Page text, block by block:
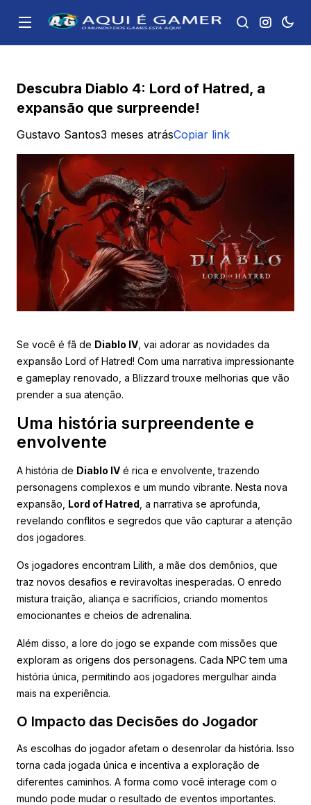
Descubra Diablo 4: Lord of Hatred, a
expansão que surpreende!
Gustavo Santos3 meses atrásCopiar link
Se você é fã de Diablo IV , vai adorar as novidades da
expansão Lord of Hatred! Com uma narrativa impressionante
e gameplay renovado, a Blizzard trouxe melhorias que vão
prender a sua atenção.
Uma história surpreendente e
envolvente
A história de Diablo IV é rica e envolvente, trazendo
personagens complexos e um mundo vibrante. Nesta nova
expansão, Lord of Hatred , a narrativa se aprofunda,
revelando conflitos e segredos que vão capturar a atenção
dos jogadores.
Os jogadores encontram Lilith, a mãe dos demônios, que
traz novos desafios e reviravoltas inesperadas. O enredo
mistura traição, aliança e sacrifícios, criando momentos
emocionantes e cheios de adrenalina.
Além disso, a lore do jogo se expande com missões que
exploram as origens dos personagens. Cada NPC tem uma
história única, permitindo aos jogadores mergulhar ainda
mais na experiência.
O Impacto das Decisões do Jogador
As escolhas do jogador afetam o desenrolar da história. Isso
torna cada jogada única e incentiva a exploração de
diferentes caminhos. A forma como você interage com o
mundo pode mudar o resultado de eventos importantes.